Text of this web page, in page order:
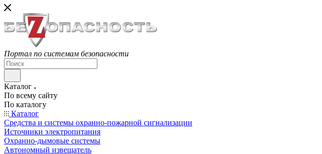
Портал по системам безопасности
Каталог
По всему сайту
По каталогу
Каталог
Средства и системы охранно-пожарной сигнализации
Источники электропитания
Охранно-дымовые системы
Автономный извещатель